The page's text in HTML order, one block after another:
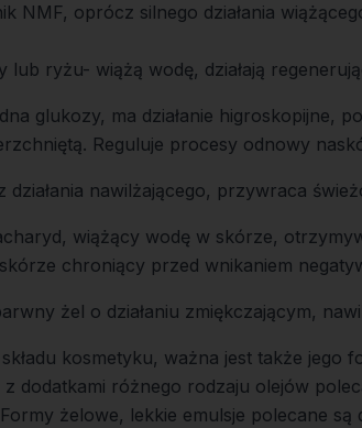
NMF, oprócz silnego działania
lub ryżu- wiążą wodę, działają
glukozy, ma działanie higroskopijne,
Reguluje procesy odnowy
działania nawilżającego, przywraca
wiążący wodę w skórze,
chroniący przed wnikaniem
żel o działaniu zmiękczającym,
kosmetyku, ważna jest także jego
z dodatkami różnego rodzaju olejów
żelowe, lekkie emulsje polecane